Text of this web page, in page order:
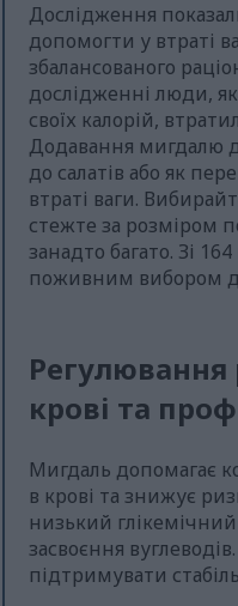
Дослідження
допомогти у втраті
збалансованого
дослідженні люди,
своїх калорій,
Додавання мигдалю
до салатів або як
втраті ваги.
стежте за розміром
занадто багато. Зі
поживним вибором
Регулювання
крові та
Мигдаль допомагає
в крові та знижує
низький
засвоєння
підтримувати